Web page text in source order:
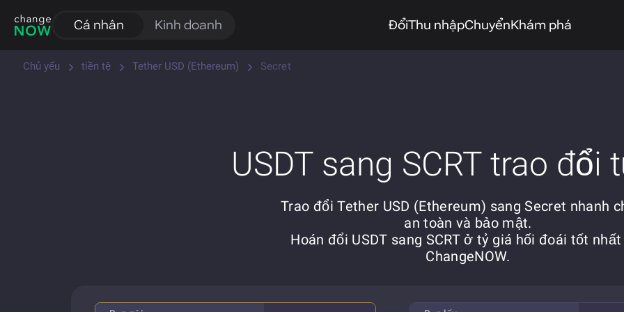
Cá nhân Kinh doanh ĐổiThu nhậpChuyểnKhám phá
Chủ yếu tiền tệ Tether USD (Ethereum) Secret
USDT sang SCRT trao đổi
Trao đổi Tether USD (Ethereum) sang Secret nhanh
an toàn và bảo mật.
Hoán đổi USDT sang SCRT ở tỷ giá hối đoái tốt
ChangeNOW.